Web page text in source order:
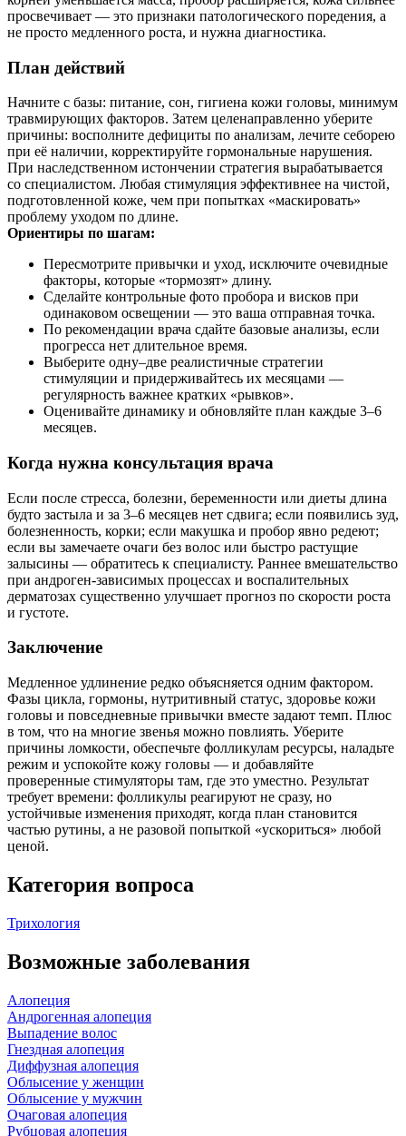
просвечивает — это признаки патологического поредения, а
не просто медленного роста, и нужна диагностика.
План действий
Начните с базы: питание, сон, гигиена кожи головы, минимум
травмирующих факторов. Затем целенаправленно уберите
причины: восполните дефициты по анализам, лечите себорею
при её наличии, корректируйте гормональные нарушения.
При наследственном истончении стратегия вырабатывается
со специалистом. Любая стимуляция эффективнее на чистой,
подготовленной коже, чем при попытках «маскировать»
проблему уходом по длине.
Ориентиры по шагам:
Пересмотрите привычки и уход, исключите очевидные
факторы, которые «тормозят» длину.
Сделайте контрольные фото пробора и висков при
одинаковом освещении — это ваша отправная точка.
По рекомендации врача сдайте базовые анализы, если
прогресса нет длительное время.
Выберите одну–две реалистичные стратегии
стимуляции и придерживайтесь их месяцами —
регулярность важнее кратких «рывков».
Оценивайте динамику и обновляйте план каждые 3–6
месяцев.
Когда нужна консультация врача
Если после стресса, болезни, беременности или диеты длина
будто застыла и за 3–6 месяцев нет сдвига; если появились зуд,
болезненность, корки; если макушка и пробор явно редеют;
если вы замечаете очаги без волос или быстро растущие
залысины — обратитесь к специалисту. Раннее вмешательство
при андроген-зависимых процессах и воспалительных
дерматозах существенно улучшает прогноз по скорости роста
и густоте.
Заключение
Медленное удлинение редко объясняется одним фактором.
Фазы цикла, гормоны, нутритивный статус, здоровье кожи
головы и повседневные привычки вместе задают темп. Плюс
в том, что на многие звенья можно повлиять. Уберите
причины ломкости, обеспечьте фолликулам ресурсы, наладьте
режим и успокойте кожу головы — и добавляйте
проверенные стимуляторы там, где это уместно. Результат
требует времени: фолликулы реагируют не сразу, но
устойчивые изменения приходят, когда план становится
частью рутины, а не разовой попыткой «ускориться» любой
ценой.
Категория вопроса
Трихология
Возможные заболевания
Алопеция
Андрогенная алопеция
Выпадение волос
Гнездная алопеция
Диффузная алопеция
Облысение у женщин
Облысение у мужчин
Очаговая алопеция
Рубцовая алопеция